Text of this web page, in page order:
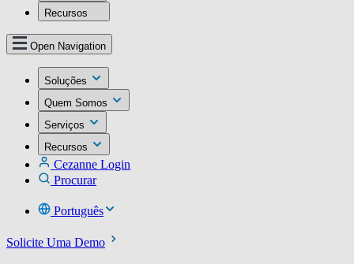
Recursos
Open Navigation
Soluções
Quem Somos
Serviços
Recursos
Cezanne Login
Procurar
Português
Solicite Uma Demo